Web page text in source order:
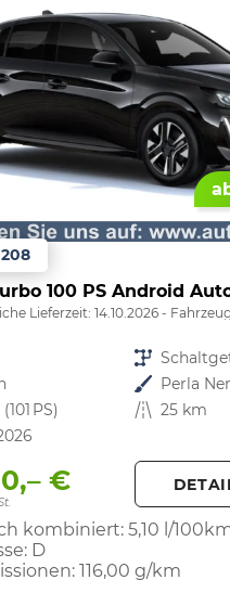
Lieferzeit: 14.10.2026 Fahrzeug
Getriebe
Außenfarbe
PS) Kilometerstand 25 km
€
kombiniert: 5,10 l/
D
116,00 g/km